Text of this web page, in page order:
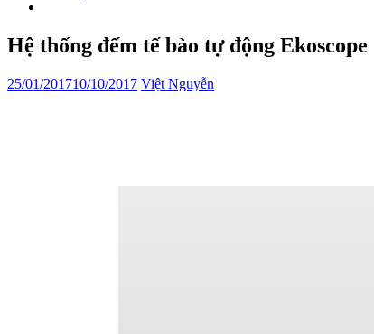
Hệ thống đếm tế bào tự động Ekoscope
25/01/201710/10/2017 Việt Nguyễn